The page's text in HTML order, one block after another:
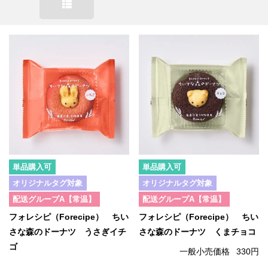
単品購入可
オリジナルタグ対象
配送グループA【常温】
フォレシピ（Forecipe） ちい
さな森のドーナツ うさぎイチ
ゴ
単品購入可
オリジナルタグ対象
配送グループA【常温】
フォレシピ（Forecipe） ちい
さな森のドーナツ くまチョコ
一般小売価格 330円